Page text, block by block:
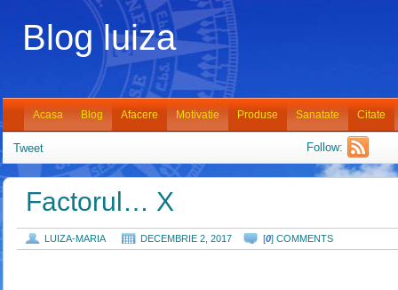
Blog luiza
Acasa Blog Afacere Motivatie Produse Sanatate Citate
Tweet Follow:
Factorul… X
LUIZA-MARIA DECEMBRIE 2, 2017 [0] COMMENTS